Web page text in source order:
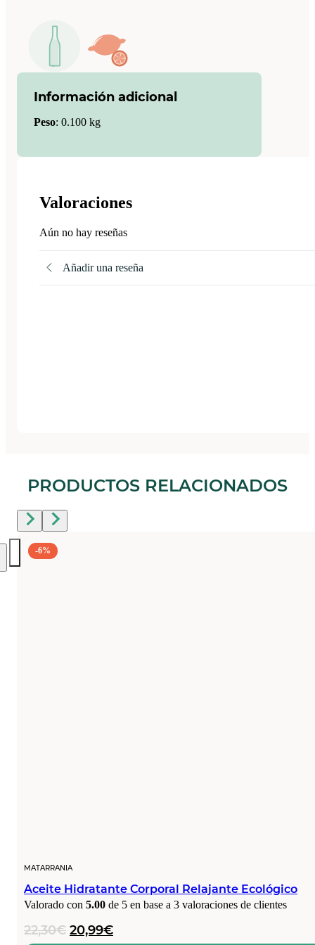
Información adicional
Peso: 0.100 kg
Valoraciones
Aún no hay reseñas
Añadir una reseña
PRODUCTOS RELACIONADOS
-6%
MATARRANIA
Aceite Hidratante Corporal Relajante Ecológico
Valorado con 5.00 de 5 en base a 3 valoraciones de clientes
22,30€ El
20,99€El